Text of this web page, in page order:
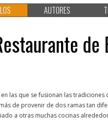
AUTORES
de
las que se fusionan las
de provenir de dos ramas tan
a otras muchas cocinas